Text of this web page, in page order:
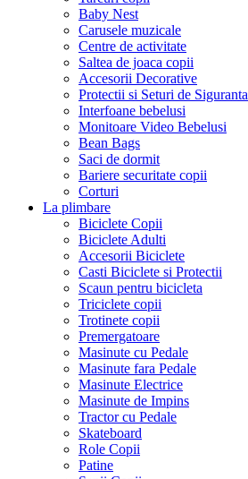
Baby Nest
Carusele muzicale
Centre de activitate
Saltea de joaca copii
Accesorii Decorative
Protectii si Seturi de Siguranta
Interfoane bebelusi
Monitoare Video Bebelusi
Bean Bags
Saci de dormit
Bariere securitate copii
Corturi
La plimbare
Biciclete Copii
Biciclete Adulti
Accesorii Biciclete
Casti Biciclete si Protectii
Scaun pentru bicicleta
Triciclete copii
Trotinete copii
Premergatoare
Masinute cu Pedale
Masinute fara Pedale
Masinute Electrice
Masinute de Impins
Tractor cu Pedale
Skateboard
Role Copii
Patine